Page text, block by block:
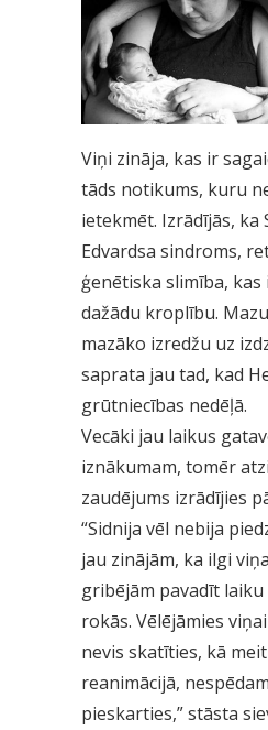
Viņi zināja, kas ir
tāds notikums, kuru
ietekmēt. Izrādījās, ka
Edvardsa sindroms,
ģenētiska slimība,
dažādu kroplību.
mazāko izredžu uz
saprata jau tad, kad
grūtniecības nedēļā.
Vecāki jau laikus
iznākumam, tomēr
zaudējums izrādījies
“Sidnija vēl nebija
jau zinājām, ka ilgi
gribējām pavadīt
rokās. Vēlējāmies
nevis skatīties, kā
reanimācijā,
pieskarties,” stāsta